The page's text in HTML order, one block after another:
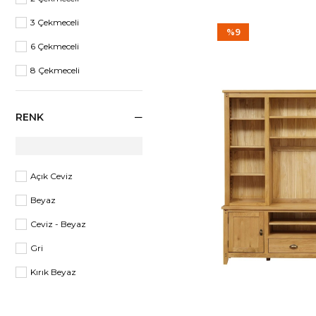
3 Çekmeceli
6 Çekmeceli
8 Çekmeceli
RENK
Açık Ceviz
Beyaz
Ceviz - Beyaz
Gri
Kırık Beyaz
%9